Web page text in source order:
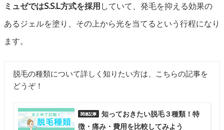
ミュゼではS.S.L方式を採用 していて、発毛を抑える効果の
あるジェルを塗り、その上から光を当てるという行程になり
ます。
脱毛の種類について詳しく知りたい方は、こちらの記事を
どうぞ！
知っておきたい脱毛３種類！特
徴・痛み・費用を比較してみよう